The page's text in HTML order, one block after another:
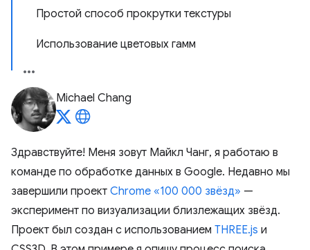
Простой способ прокрутки текстуры
Использование цветовых гамм
Michael Chang
Здравствуйте! Меня зовут Майкл Чанг, я работаю в
команде по обработке данных в Google. Недавно мы
завершили проект Chrome «100 000 звёзд» —
эксперимент по визуализации близлежащих звёзд.
Проект был создан с использованием THREE.js и